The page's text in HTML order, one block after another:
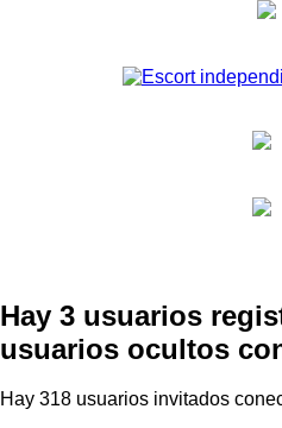
Hay 3 usuarios
usuarios ocultos
Hay 318 usuarios invitados